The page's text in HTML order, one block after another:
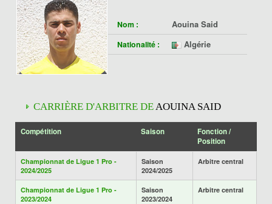
Nom : Aouina Said
Nationalité : Algérie
CARRIÈRE D'ARBITRE DEAOUINA SAID
Compétition Saison
Fonction /
Position
Championnat de Ligue 1 Pro -
2024/2025
Saison
2024/2025
Arbitre central
Championnat de Ligue 1 Pro -
2023/2024
Saison
2023/2024
Arbitre central